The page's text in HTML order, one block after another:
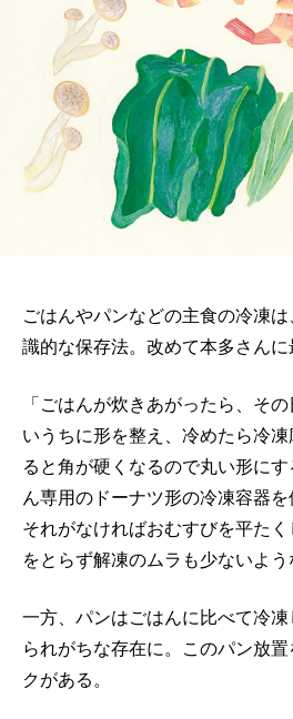
ごはんやパンなどの主食の冷凍
識的な保存法。改めて本多さんに
「ごはんが炊きあがったら、そ
いうちに形を整え、冷めたら冷
ると角が硬くなるので丸い形に
ん専用のドーナツ形の冷凍容器を
それがなければおむすびを平た
をとらず解凍のムラも少ないよう
一方、パンはごはんに比べて冷
られがちな存在に。このパン放
クがある。